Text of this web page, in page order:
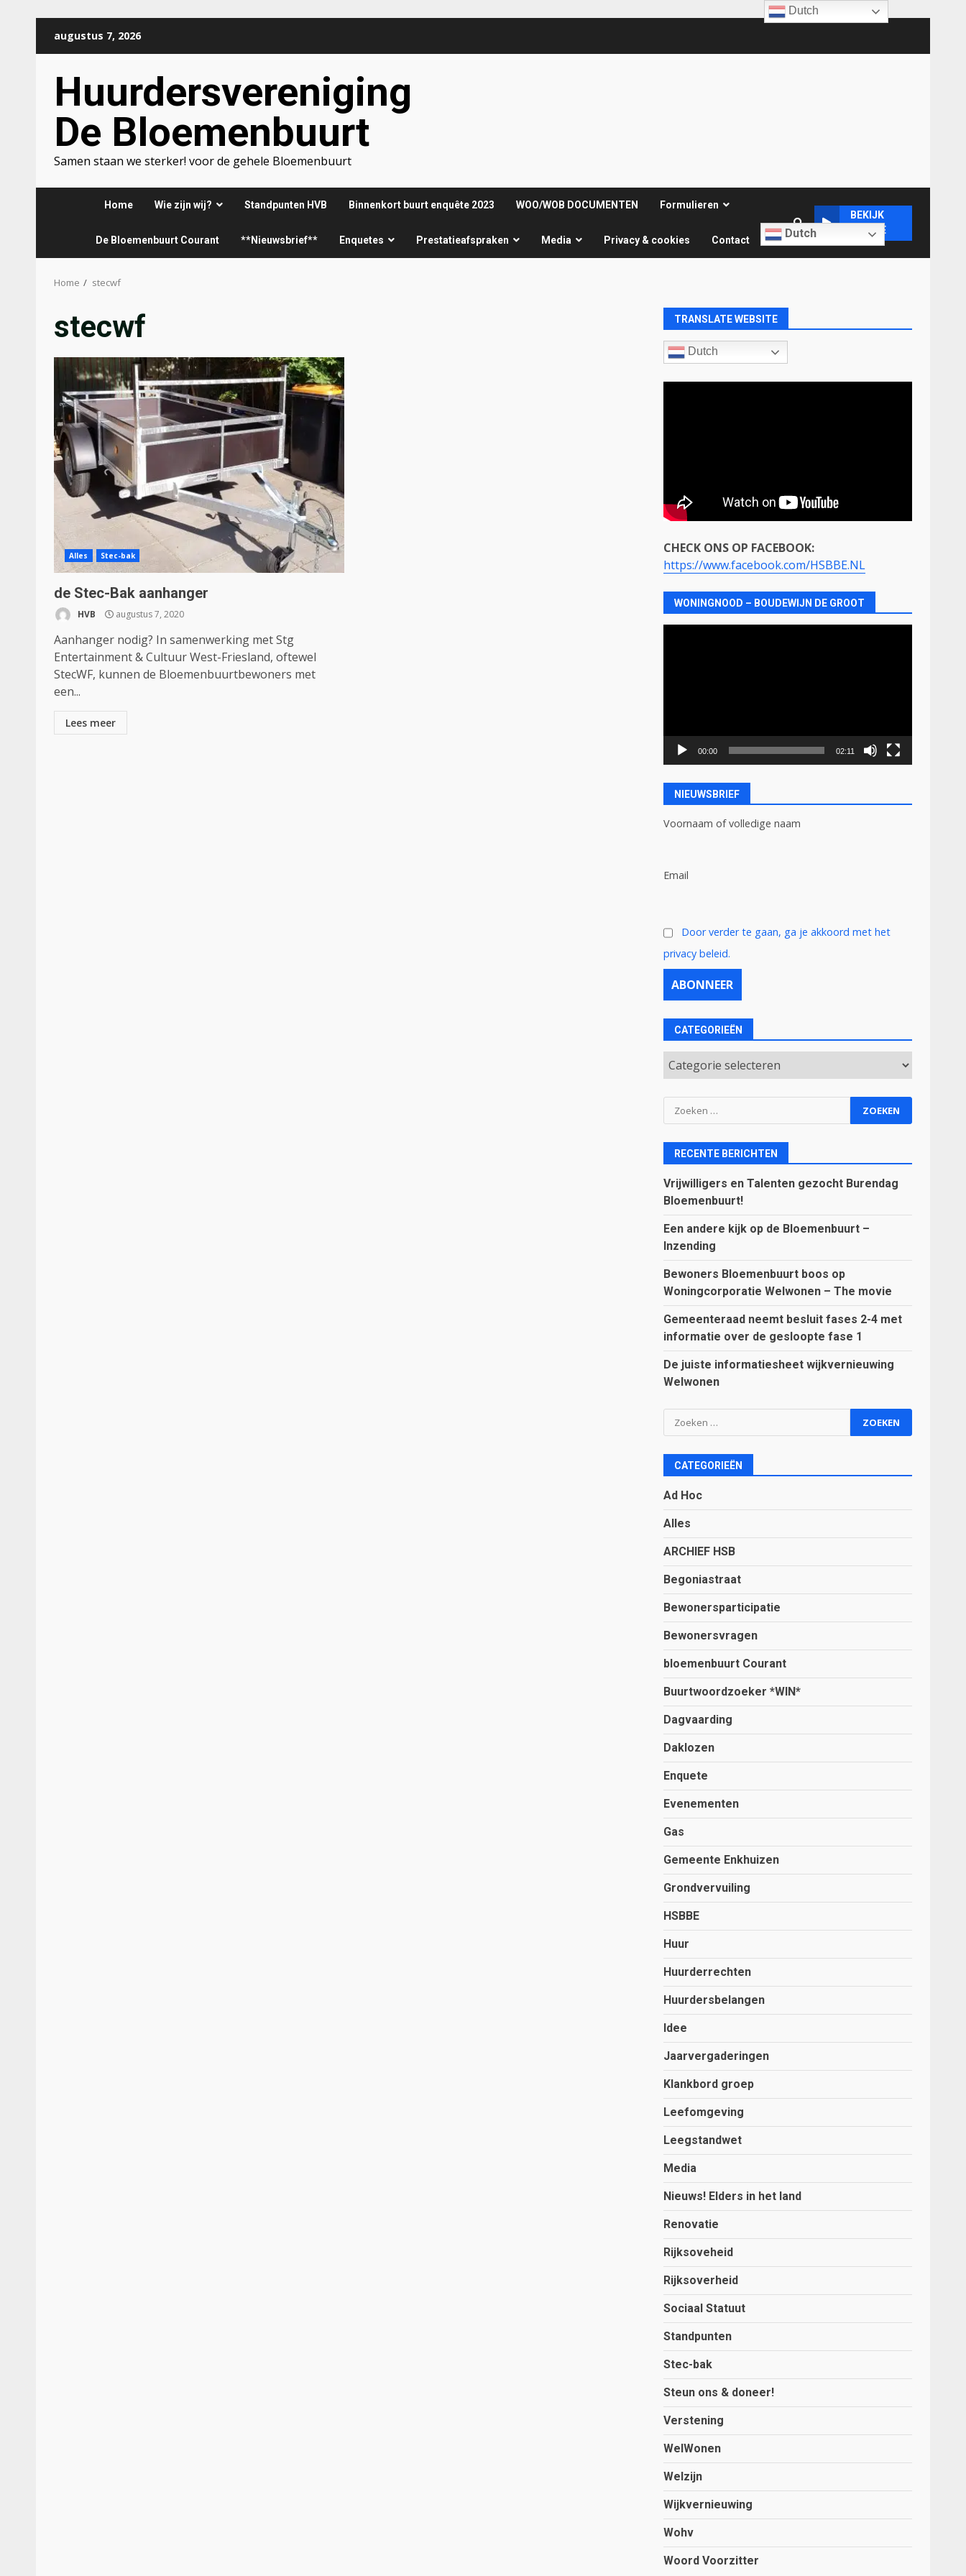
naar
inhoud
augustus 7, 2026
Huurdersvereniging
De Bloemenbuurt
Samen staan we sterker! voor de gehele Bloemenbuurt
Home Wie zijn wij? Standpunten HVB Binnenkort buurt enquête 2023 WOO/WOB DOCUMENTEN Formulieren
De Bloemenbuurt Courant **Nieuwsbrief** Enquetes Prestatieafspraken Media Privacy & cookies Contact Dutch
BEKIJK
ONLINE
Home stecwf
stecwf
Alles Stec-bak
de Stec-Bak aanhanger
HVB augustus 7, 2020
Aanhanger nodig? In samenwerking met Stg
Entertainment & Cultuur West-Friesland, oftewel
StecWF, kunnen de Bloemenbuurtbewoners met
een...
Lees meer
TRANSLATE WEBSITE
Dutch
CHECK ONS OP FACEBOOK:
https://www.facebook.com/HSBBE.NL
WONINGNOOD – BOUDEWIJN DE GROOT
00:00 02:11
NIEUWSBRIEF
Voornaam of volledige naam
Email
Door verder te gaan, ga je akkoord met het
privacy beleid.
CATEGORIEËN
Categorieën
Zoeken
naar:
RECENTE BERICHTEN
Vrijwilligers en Talenten gezocht Burendag
Bloemenbuurt!
Een andere kijk op de Bloemenbuurt –
Inzending
Bewoners Bloemenbuurt boos op
Woningcorporatie Welwonen – The movie
Gemeenteraad neemt besluit fases 2-4 met
informatie over de gesloopte fase 1
De juiste informatiesheet wijkvernieuwing
Welwonen
Zoeken
naar:
CATEGORIEËN
Ad Hoc
Alles
ARCHIEF HSB
Begoniastraat
Bewonersparticipatie
Bewonersvragen
bloemenbuurt Courant
Buurtwoordzoeker *WIN*
Dagvaarding
Daklozen
Enquete
Evenementen
Gas
Gemeente Enkhuizen
Grondvervuiling
HSBBE
Huur
Huurderrechten
Huurdersbelangen
Idee
Jaarvergaderingen
Klankbord groep
Leefomgeving
Leegstandwet
Media
Nieuws! Elders in het land
Renovatie
Rijksoveheid
Rijksoverheid
Sociaal Statuut
Standpunten
Stec-bak
Steun ons & doneer!
Verstening
WelWonen
Welzijn
Wijkvernieuwing
Wohv
Woord Voorzitter
Dutch